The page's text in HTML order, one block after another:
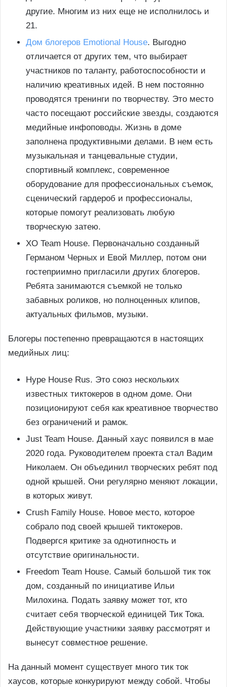
другие. Многим из них еще не исполнилось и
21.
Дом блогеров Emotional House. Выгодно
отличается от других тем, что выбирает
участников по таланту, работоспособности и
наличию креативных идей. В нем постоянно
проводятся тренинги по творчеству. Это место
часто посещают российские звезды, создаются
медийные инфоповоды. Жизнь в доме
заполнена продуктивными делами. В нем есть
музыкальная и танцевальные студии,
спортивный комплекс, современное
оборудование для профессиональных съемок,
сценический гардероб и профессионалы,
которые помогут реализовать любую
творческую затею.
XO Team House. Первоначально созданный
Германом Черных и Евой Миллер, потом они
гостеприимно пригласили других блогеров.
Ребята занимаются съемкой не только
забавных роликов, но полноценных клипов,
актуальных фильмов, музыки.
Блогеры постепенно превращаются в настоящих
медийных лиц:
Hype House Rus. Это союз нескольких
известных тиктокеров в одном доме. Они
позиционируют себя как креативное творчество
без ограничений и рамок.
Just Team House. Данный хаус появился в мае
2020 года. Руководителем проекта стал Вадим
Николаем. Он объединил творческих ребят под
одной крышей. Они регулярно меняют локации,
в которых живут.
Crush Family House. Новое место, которое
собрало под своей крышей тиктокеров.
Подвергся критике за однотипность и
отсутствие оригинальности.
Freedom Team House. Самый большой тик ток
дом, созданный по инициативе Ильи
Милохина. Подать заявку может тот, кто
считает себя творческой единицей Тик Тока.
Действующие участники заявку рассмотрят и
вынесут совместное решение.
На данный момент существует много тик ток
хаусов, которые конкурируют между собой. Чтобы